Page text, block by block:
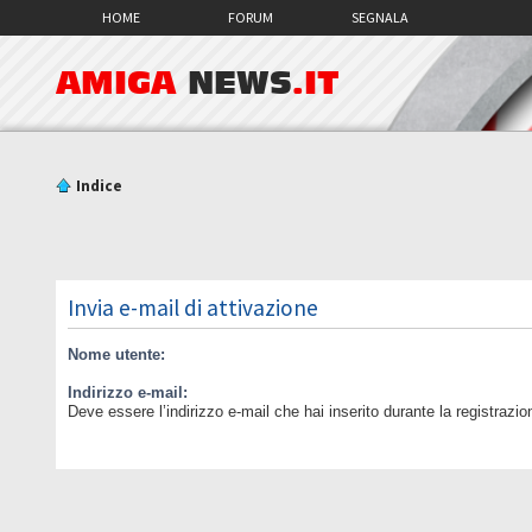
HOME FORUM SEGNALA
AMIGA NEWS.IT
Indice
Invia e-mail di attivazione
Nome utente:
Indirizzo e-mail:
Deve essere l’indirizzo e-mail che hai inserito durante la